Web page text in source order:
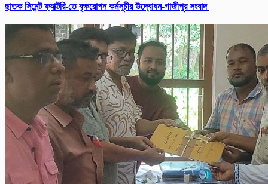
ছাতক সিমেন্ট ফ্যাক্টরি-তে বৃক্ষরোপন কর্মসূচীর উদ্বোধন-গাজীপুর সংবাদ